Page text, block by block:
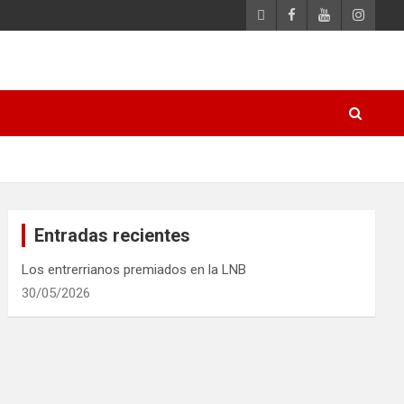
Entradas recientes
Los entrerrianos premiados en la LNB
30/05/2026